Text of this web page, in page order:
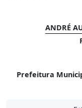
ANDRÉ
Prefeitura